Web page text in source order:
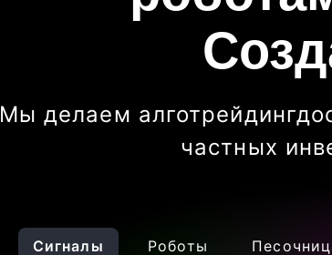
Мы делаем алготрейдинг
частных
Сигналы Роботы